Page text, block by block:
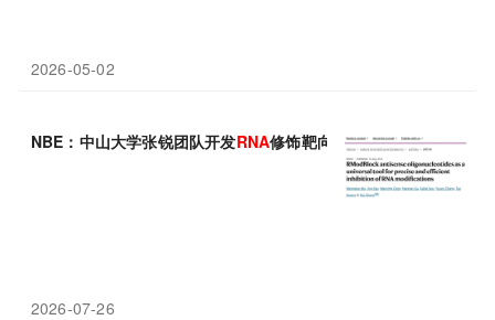
2026-05-02
NBE：中山大学张锐团队开发RNA修饰靶向抑制新工具
2026-07-26